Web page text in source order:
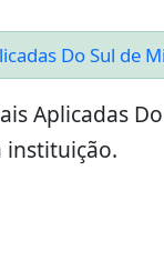
Do Sul de
Aplicadas
instituição.